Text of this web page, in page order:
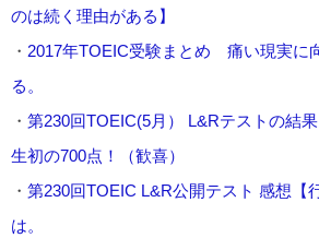
のは続く理由がある】
・ 2017年TOEIC受験まとめ 痛い現実に
る。
・ 第230回TOEIC(5月） L&Rテストの結
生初の700点！（歓喜）
・ 第230回TOEIC L&R公開テスト 感想【
は。